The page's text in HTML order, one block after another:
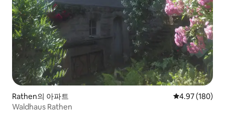
Rathen의 아파트 평점 4.97점(5
4.97 (180)
Waldhaus Rathen